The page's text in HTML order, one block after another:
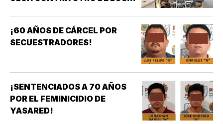
¡60 AÑOS DE CÁRCEL POR
SECUESTRADORES!
¡SENTENCIADOS A 70 AÑOS
POR EL FEMINICIDIO DE
YASARED!